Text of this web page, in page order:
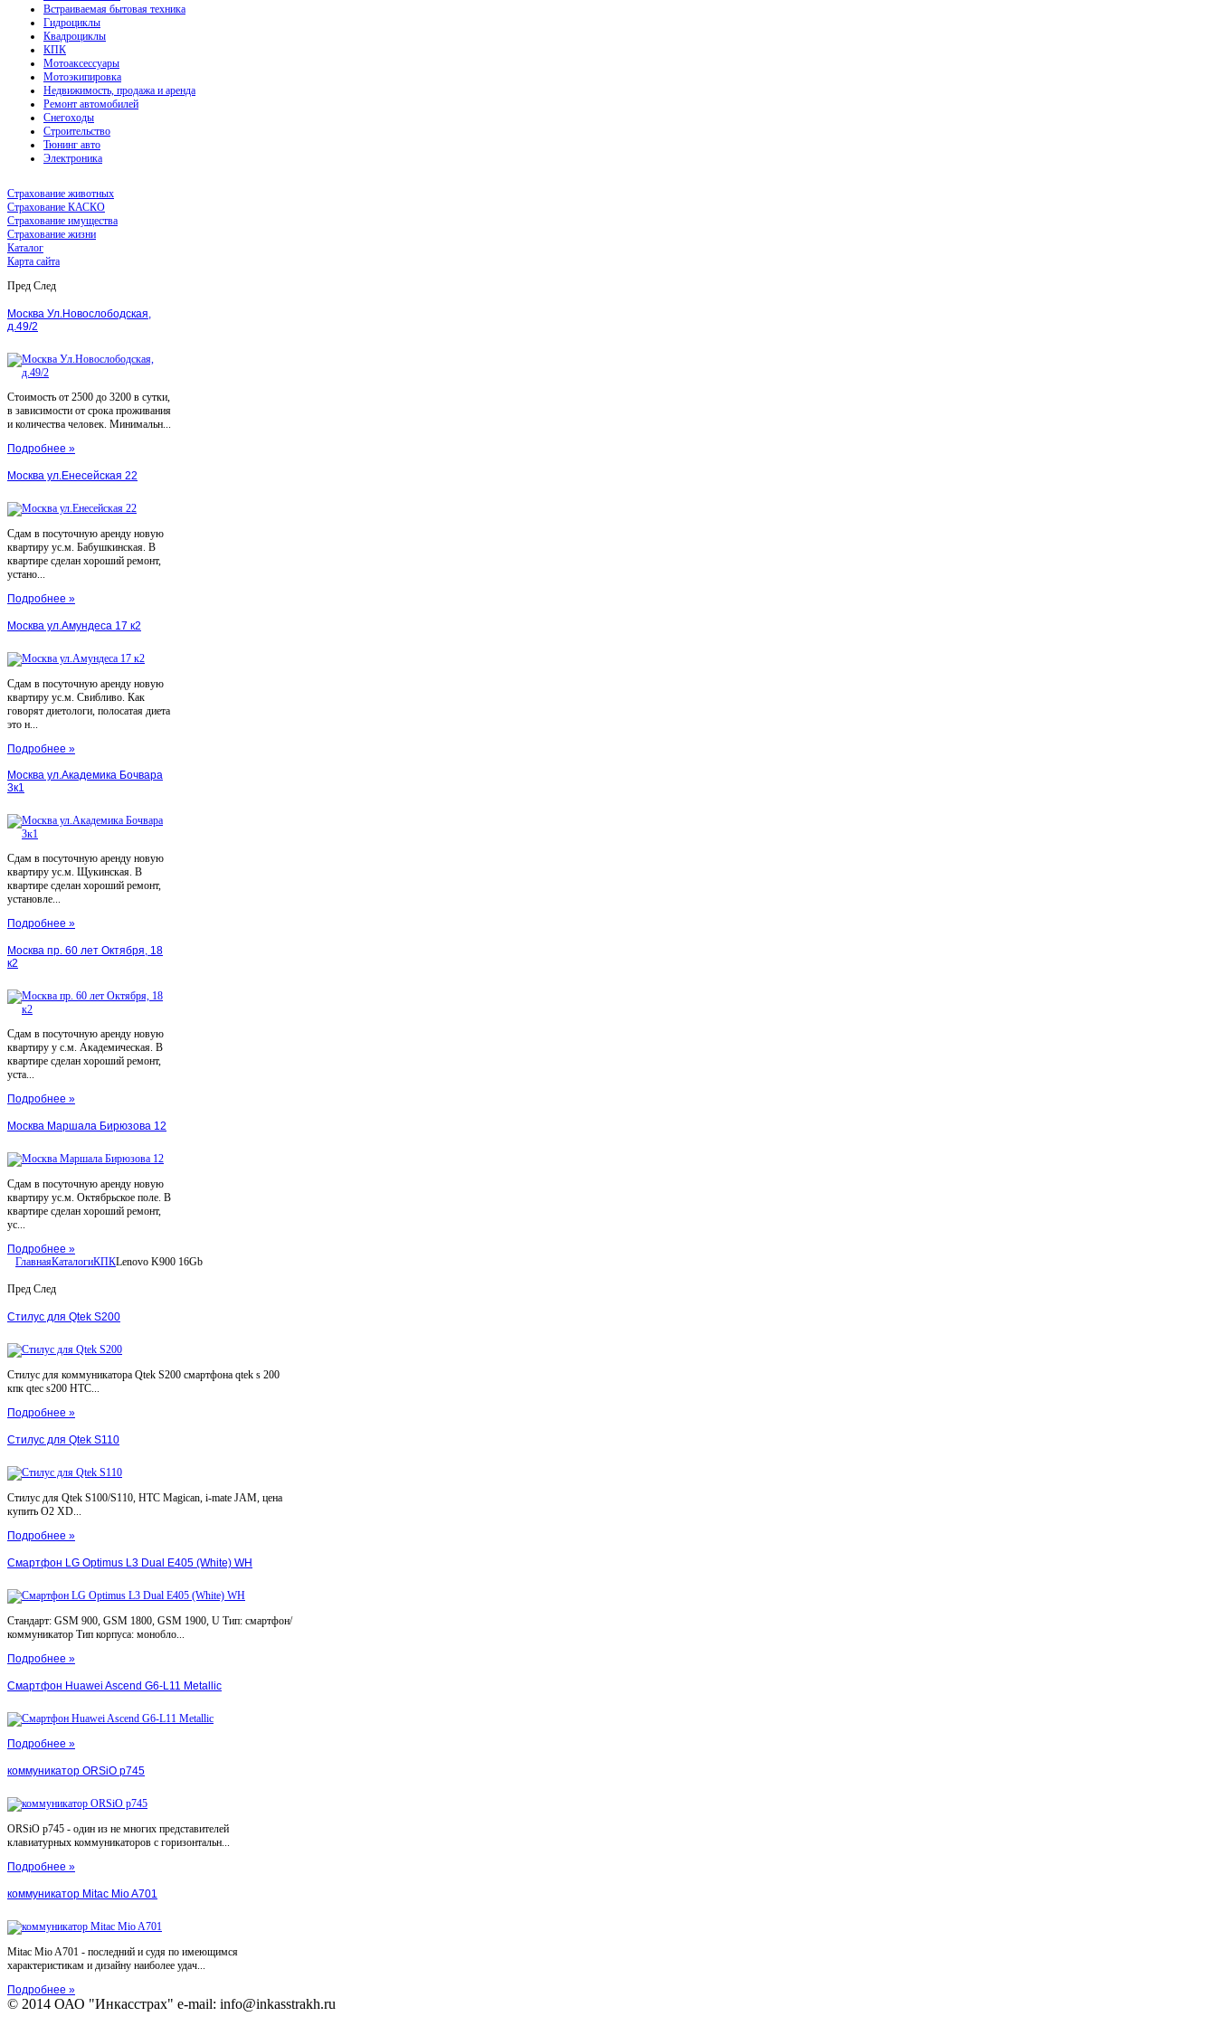
Встраиваемая бытовая техника
Гидроциклы
Квадроциклы
КПК
Мотоаксессуары
Мотоэкипировка
Недвижимость, продажа и аренда
Ремонт автомобилей
Снегоходы
Строительство
Тюнинг авто
Электроника
Страхование животных
Страхование КАСКО
Страхование имущества
Страхование жизни
Каталог
Карта сайта
Пред След
Москва Ул.Новослободская,
д.49/2
Стоимость от 2500 до 3200 в сутки,
в зависимости от срока проживания
и количества человек. Минимальн...
Подробнее »
Москва ул.Енесейская 22
Сдам в посуточную аренду новую
квартиру ус.м. Бабушкинская. В
квартире сделан хороший ремонт,
устано...
Подробнее »
Москва ул.Амундеса 17 к2
Сдам в посуточную аренду новую
квартиру ус.м. Свибливо. Как
говорят диетологи, полосатая диета
это н...
Подробнее »
Москва ул.Академика Бочвара
3к1
Сдам в посуточную аренду новую
квартиру ус.м. Щукинская. В
квартире сделан хороший ремонт,
установле...
Подробнее »
Москва пр. 60 лет Октября, 18
к2
Сдам в посуточную аренду новую
квартиру у с.м. Академическая. В
квартире сделан хороший ремонт,
уста...
Подробнее »
Москва Маршала Бирюзова 12
Сдам в посуточную аренду новую
квартиру ус.м. Октябрьское поле. В
квартире сделан хороший ремонт,
ус...
Подробнее »
ГлавнаяКаталогиКПКLenovo K900 16Gb
Пред След
Стилус для Qtek S200
Стилус для коммуникатора Qtek S200 смартфона qtek s 200
кпк qtec s200 HTC...
Подробнее »
Стилус для Qtek S110
Стилус для Qtek S100/S110, HTC Magican, i-mate JAM, цена
купить O2 XD...
Подробнее »
Смартфон LG Optimus L3 Dual E405 (White) WH
Стандарт: GSM 900, GSM 1800, GSM 1900, U Тип: смартфон/
коммуникатор Тип корпуса: монобло...
Подробнее »
Смартфон Huawei Ascend G6-L11 Metallic
Подробнее »
коммуникатор ORSiO p745
ORSiO p745 - один из не многих представителей
клавиатурных коммуникаторов с горизонтальн...
Подробнее »
коммуникатор Mitac Mio A701
Mitac Mio A701 - последний и судя по имеющимся
характеристикам и дизайну наиболее удач...
Подробнее »
© 2014 ОАО "Инкасстрах" e-mail: info@inkasstrakh.ru